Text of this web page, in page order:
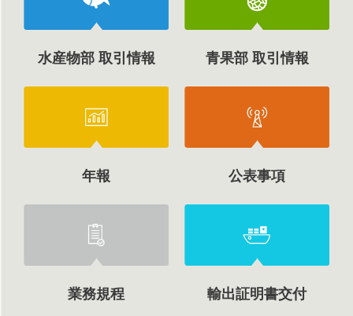
水産物部 取引情報 青果部 取引情報
年報 公表事項
業務規程 輸出証明書交付